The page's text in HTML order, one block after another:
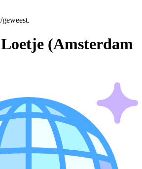
(Amsterdam